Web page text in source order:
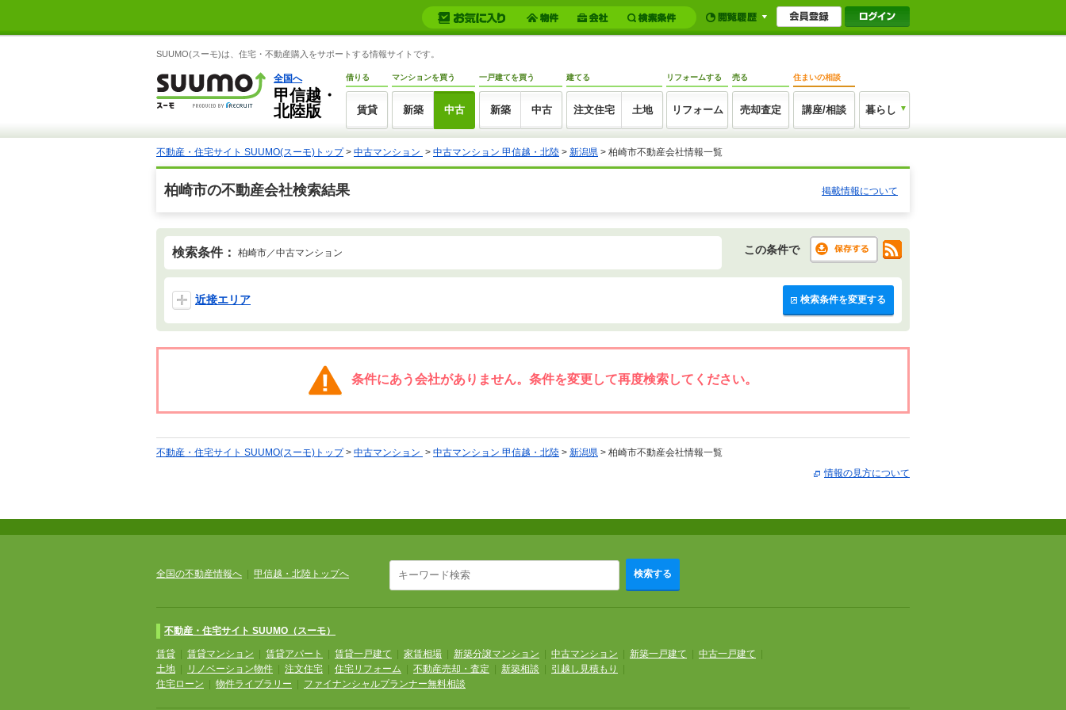
SUUMO(スーモ)は、住宅・不動産購入をサポートする情報サイトです。
全国へ
甲信越・
北陸版
借りる
賃貸
マンションを買う
新築 中古
一戸建てを買う
新築 中古
建てる
注文住宅 土地
リフォームする
リフォーム
売る
売却査定
住まいの相談
講座/相談 暮らし
不動産・住宅サイト SUUMO(スーモ)トップ> 中古マンション > 中古マンション 甲信越・北陸 > 新潟県 > 柏崎市不動産会社情報一覧
柏崎市の不動産会社検索結果 掲載情報について
検索条件： 柏崎市／中古マンション この条件で
近接エリア 検索条件を変更する
条件にあう会社がありません。条件を変更して再度検索してください。
不動産・住宅サイト SUUMO(スーモ)トップ> 中古マンション > 中古マンション 甲信越・北陸 > 新潟県 > 柏崎市不動産会社情報一覧
情報の見方について
全国の不動産情報へ 甲信越・北陸トップへ 検索する
不動産・住宅サイト SUUMO（スーモ）
賃貸 賃貸マンション 賃貸アパート 賃貸一戸建て 家賃相場 新築分譲マンション 中古マンション 新築一戸建て 中古一戸建て
土地
リノベーション物件 注文住宅 住宅リフォーム 不動産売却・査定 新築相談 引越し見積もり
住宅ローン
物件ライブラリー ファイナンシャルプランナー無料相談